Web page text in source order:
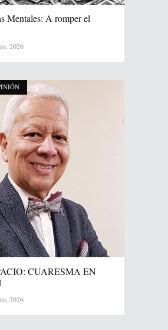
Mentales: A romper el
2026
CUARESMA EN
2026